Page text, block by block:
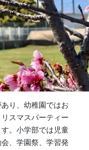
り、幼稚園ではお
スマスパーティー
。小学部では児童
、学園祭、学習発